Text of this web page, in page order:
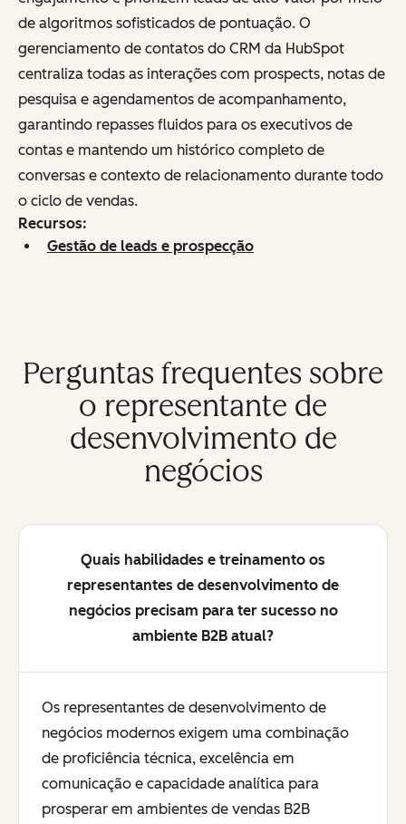
de algoritmos sofisticados de pontuação. O
gerenciamento de contatos do CRM da HubSpot
centraliza todas as interações com prospects, notas de
pesquisa e agendamentos de acompanhamento,
garantindo repasses fluidos para os executivos de
contas e mantendo um histórico completo de
conversas e contexto de relacionamento durante todo
o ciclo de vendas.
Recursos:
Gestão de leads e prospecção
Perguntas frequentes sobre
o representante de
desenvolvimento de
negócios
Quais habilidades e treinamento os
representantes de desenvolvimento de
negócios precisam para ter sucesso no
ambiente B2B atual?
Os representantes de desenvolvimento de
negócios modernos exigem uma combinação
de proficiência técnica, excelência em
comunicação e capacidade analítica para
prosperar em ambientes de vendas B2B